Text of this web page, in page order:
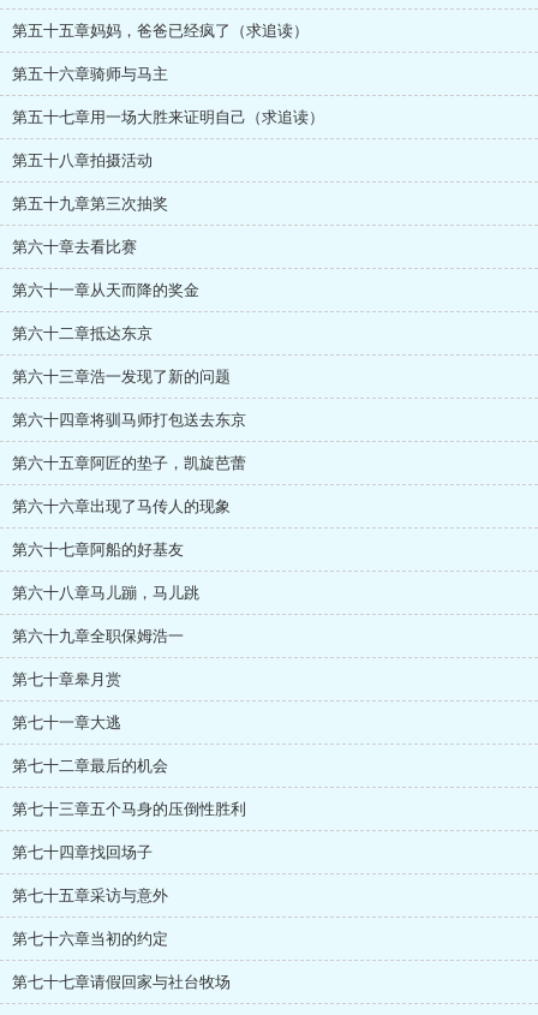
第五十五章妈妈，爸爸已经疯了（求追读）
第五十六章骑师与马主
第五十七章用一场大胜来证明自己（求追读）
第五十八章拍摄活动
第五十九章第三次抽奖
第六十章去看比赛
第六十一章从天而降的奖金
第六十二章抵达东京
第六十三章浩一发现了新的问题
第六十四章将驯马师打包送去东京
第六十五章阿匠的垫子，凯旋芭蕾
第六十六章出现了马传人的现象
第六十七章阿船的好基友
第六十八章马儿蹦，马儿跳
第六十九章全职保姆浩一
第七十章皋月赏
第七十一章大逃
第七十二章最后的机会
第七十三章五个马身的压倒性胜利
第七十四章找回场子
第七十五章采访与意外
第七十六章当初的约定
第七十七章请假回家与社台牧场